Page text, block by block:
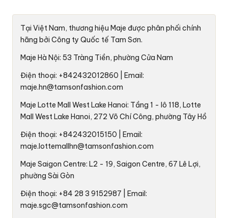
Tại Việt Nam, thương hiệu Maje được phân phối chính
hãng bởi Công ty Quốc tế Tam Sơn.
Maje Hà Nội: 53 Tràng Tiền, phường Cửa Nam
Điện thoại: +842432012860 | Email:
maje.hn@tamsonfashion.com
Maje Lotte Mall West Lake Hanoi: Tầng 1 - lô 118, Lotte
Mall West Lake Hanoi, 272 Võ Chí Công, phường Tây Hồ
Điện thoại: +842432015150 | Email:
maje.lottemallhn@tamsonfashion.com
Maje Saigon Centre: L2 - 19, Saigon Centre, 67 Lê Lợi,
phường Sài Gòn
Điện thoại: +84 28 3 9152987 | Email:
maje.sgc@tamsonfashion.com